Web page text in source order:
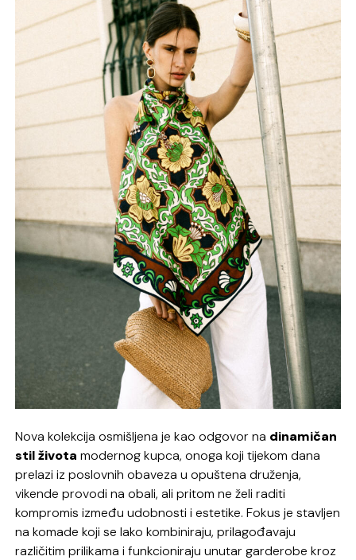
Nova kolekcija osmišljena je kao odgovor na dinamičan
stil života modernog kupca, onoga koji tijekom dana
prelazi iz poslovnih obaveza u opuštena druženja,
vikende provodi na obali, ali pritom ne želi raditi
kompromis između udobnosti i estetike. Fokus je stavljen
na komade koji se lako kombiniraju, prilagođavaju
različitim prilikama i funkcioniraju unutar garderobe kroz